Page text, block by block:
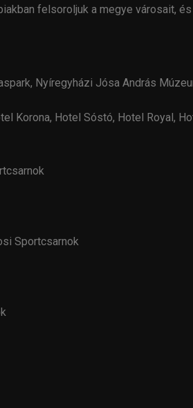
felsoroljuk a megye városait,
Nyíregyházi Jósa András
Korona, Hotel Sóstó, Hotel Royal,
Sportcsarnok